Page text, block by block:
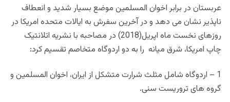
عربستان در برابر اخوان المسلمین موضع بسیار شدید و انعطاف
ناپذیر نشان می دهد و در آخرین سفرش به ایالات متحده امریکا در
روزهای نخست ماه اپریل(2018) در مصاحبه با نشریه اتلانتیک
چاپ امریکا، شرق میانه را به دو اردوگاه متخاصم تقسیم کرد:
1 – اردوگاه شامل مثلث شرارت متشکل از ایران، اخوان المسلمین و
گروه های تروریست سنی.